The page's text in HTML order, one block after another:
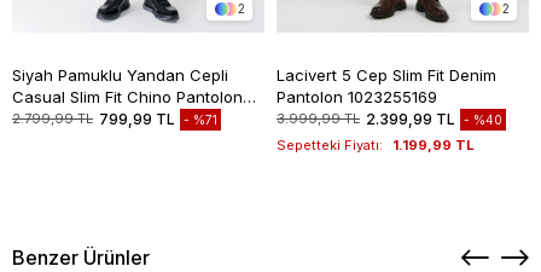
2
Siyah Pamuklu Yandan Cepli
Casual Slim Fit Chino Pantolon
1003235117
2.799,99 TL 799,99 TL %71
2
Lacivert 5 Cep Slim Fit Denim
Pantolon 1023255169
3.999,99 TL 2.399,99 TL %40
Sepetteki Fiyatı: 1.199,99 TL
Benzer Ürünler